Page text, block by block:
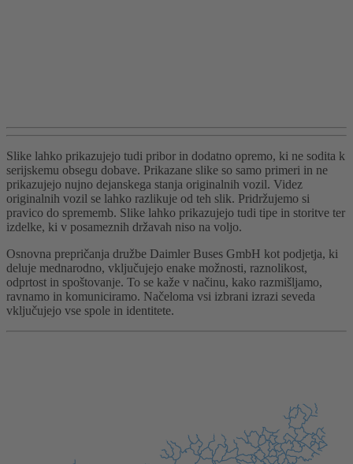
Slike lahko prikazujejo tudi pribor in dodatno opremo, ki ne sodita k
serijskemu obsegu dobave. Prikazane slike so samo primeri in ne
prikazujejo nujno dejanskega stanja originalnih vozil. Videz
originalnih vozil se lahko razlikuje od teh slik. Pridržujemo si
pravico do sprememb. Slike lahko prikazujejo tudi tipe in storitve ter
izdelke, ki v posameznih državah niso na voljo.
Osnovna prepričanja družbe Daimler Buses GmbH kot podjetja, ki
deluje mednarodno, vključujejo enake možnosti, raznolikost,
odprtost in spoštovanje. To se kaže v načinu, kako razmišljamo,
ravnamo in komuniciramo. Načeloma vsi izbrani izrazi seveda
vključujejo vse spole in identitete.